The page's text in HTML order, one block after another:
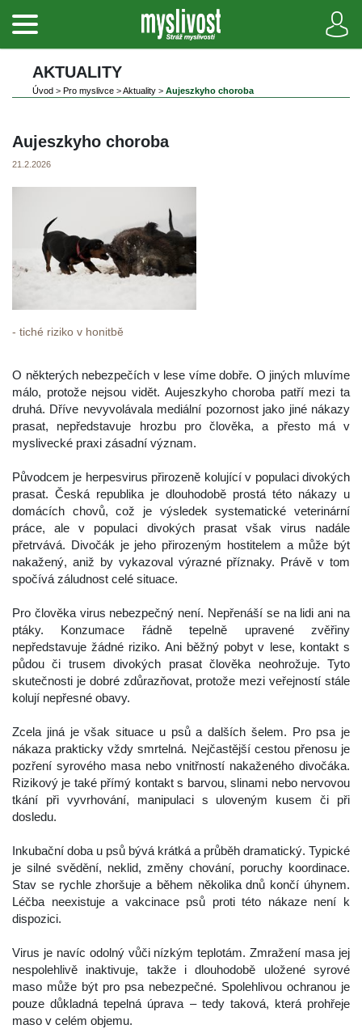
AKTUALITY
Úvod > Pro myslivce >Aktuality > Aujeszkyho choroba
Aujeszkyho choroba
21.2.2026
- tiché riziko v honitbě
O některých nebezpečích v lese víme dobře. O jiných mluvíme
málo, protože nejsou vidět. Aujeszkyho choroba patří mezi ta
druhá. Dříve nevyvolávala mediální pozornost jako jiné nákazy
prasat, nepředstavuje hrozbu pro člověka, a přesto má v
myslivecké praxi zásadní význam.
Původcem je herpesvirus přirozeně kolující v populaci divokých
prasat. Česká republika je dlouhodobě prostá této nákazy u
domácích chovů, což je výsledek systematické veterinární
práce, ale v populaci divokých prasat však virus nadále
přetrvává. Divočák je jeho přirozeným hostitelem a může být
nakažený, aniž by vykazoval výrazné příznaky. Právě v tom
počívá záludnost celé situace.
Pro člověka virus nebezpečný není. Nepřenáší se na lidi ani na
ptáky. Konzumace řádně tepelně upravené zvěřiny
nepředstavuje žádné riziko. Ani běžný pobyt v lese, kontakt s
půdou či trusem divokých prasat člověka neohrožuje. Tyto
kutečnosti je dobré zdůrazňovat, protože mezi veřejností stále
kolují nepřesné obavy.
Zcela jiná je však situace u psů a dalších šelem. Pro psa je
nákaza prakticky vždy smrtelná. Nejčastější cestou přenosu je
pozření syrového masa nebo vnitřností nakaženého divočáka.
Rizikový je také přímý kontakt s barvou, slinami nebo nervovou
tkání při vyvrhování, manipulaci s uloveným kusem či při
dosledu.
Inkubační doba u psů bývá krátká a průběh dramatický. Typické
je silné svědění, neklid, změny chování, poruchy koordinace.
Stav se rychle zhoršuje a během několika dnů končí úhynem.
Léčba neexistuje a vakcinace psů proti této nákaze není k
dispozici.
Virus je navíc odolný vůči nízkým teplotám. Zmražení masa jej
nespolehlivě inaktivuje, takže i dlouhodobě uložené syrové
maso může být pro psa nebezpečné. Spolehlivou ochranou je
pouze důkladná tepelná úprava – tedy taková, která prohřeje
maso v celém objemu.